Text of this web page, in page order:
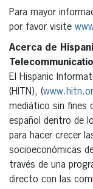
Para mayor
por favor visite
Acerca de
El Hispanic
(HITN), (
mediático sin fines
español dentro de
para hacer crecer
socioeconómicas
través de una
directo con las